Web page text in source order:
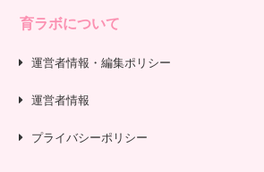
育ラボについて
運営者情報・編集ポリシー
運営者情報
プライバシーポリシー